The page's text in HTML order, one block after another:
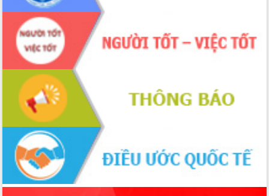
Thứ trưởng Bộ Y tế làm việc với tỉnh
Đắk Lắk về phát triển nhân lực y tế
cho trạm y tế cấp xã
Du lịch Đắk Lắk nâng tầm trải nghiệm
du khách thông qua Hệ thống cơ sở dữ
liệu và Bản đồ số
Tập huấn ứng dụng trí tuệ nhân tạo (AI)
trong thương mại điện tử năm 2026
Đoàn đại biểu Quốc hội tỉnh Đắk Lắk
trao đổi thông tin trước Kỳ họp thứ
nhất, Quốc hội khóa XVI
Quyết liệt cải cách hành chính, khơi
thông nguồn lực phát triển
Nâng cao hiệu lực, hiệu quả HĐND
tỉnh thông qua hiện đại hóa hành chính